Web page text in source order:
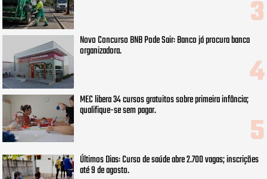
Novo Concurso BNB Pode Sair: Banco já procura banca
organizadora.
MEC libera 34 cursos gratuitos sobre primeira infância;
qualifique-se sem pagar.
Últimos Dias: Curso de saúde abre 2.700 vagas; inscrições
até 9 de agosto.